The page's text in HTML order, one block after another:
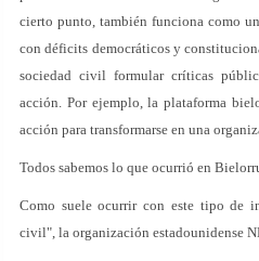
cierto punto, también funciona como
con déficits democráticos y
sociedad civil formular críticas
acción. Por ejemplo, la plataforma
acción para transformarse en una
Todos sabemos lo que ocurrió en
Como suele ocurrir con este tipo de
civil", la organización estadounidense